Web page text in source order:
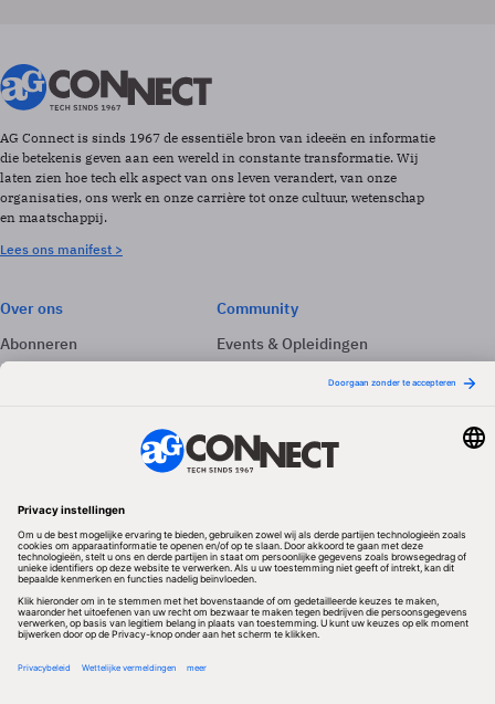
AG Connect is sinds 1967 de essentiële bron van ideeën en informatie
die betekenis geven aan een wereld in constante transformatie. Wij
laten zien hoe tech elk aspect van ons leven verandert, van onze
organisaties, ons werk en onze carrière tot onze cultuur, wetenschap
en maatschappij.
Lees ons manifest >
Over ons
Abonneren
Adverteren
Community
Events & Opleidingen
Nieuwsbrieven
Volg ons
Redactionele partner